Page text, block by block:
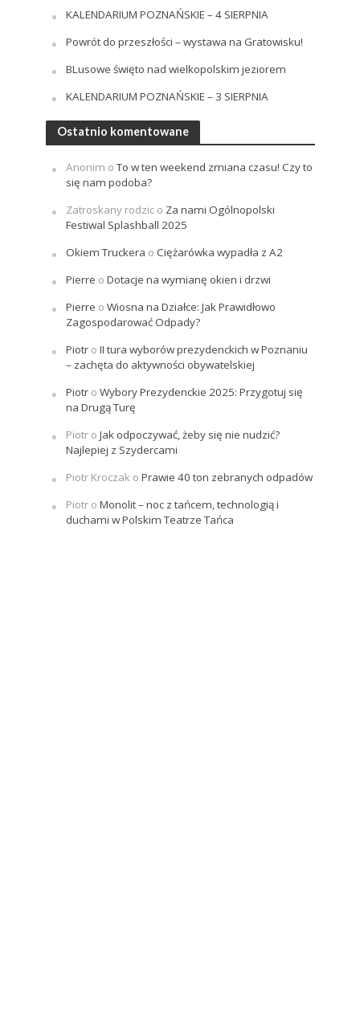
KALENDARIUM POZNAŃSKIE – 4 SIERPNIA
Powrót do przeszłości – wystawa na Gratowisku!
BLusowe święto nad wielkopolskim jeziorem
KALENDARIUM POZNAŃSKIE – 3 SIERPNIA
Ostatnio komentowane
Anonim oTo w ten weekend zmiana czasu! Czy to
się nam podoba?
Zatroskany rodzico Za nami Ogólnopolski
Festiwal Splashball 2025
Okiem Truckera o Ciężarówka wypadła z A2
Pierre o Dotacje na wymianę okien i drzwi
Pierre o Wiosna na Działce: Jak Prawidłowo
Zagospodarować Odpady?
Piotro II tura wyborów prezydenckich w Poznaniu
– zachęta do aktywności obywatelskiej
Piotro Wybory Prezydenckie 2025: Przygotuj się
na Drugą Turę
Piotro Jak odpoczywać, żeby się nie nudzić?
Najlepiej z Szydercami
Piotr Kroczako Prawie 40 ton zebranych odpadów
Piotro Monolit – noc z tańcem, technologią i
duchami w Polskim Teatrze Tańca